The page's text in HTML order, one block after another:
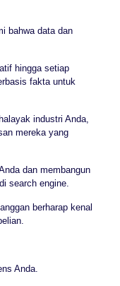
bahwa data dan
hingga setiap
fakta untuk
industri Anda,
mereka yang
dan membangun
search engine.
berharap kenal
Anda.